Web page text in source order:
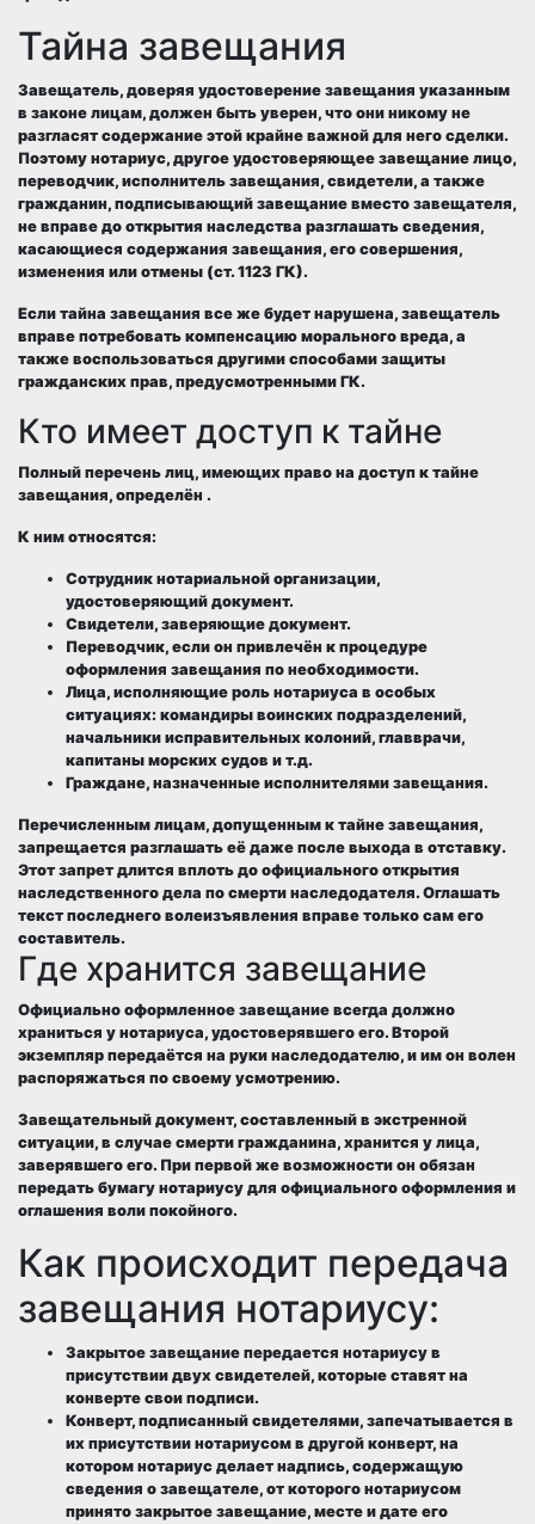
Тайна завещания
Завещатель, доверяя удостоверение завещания указанным
в законе лицам, должен быть уверен, что они никому не
разгласят содержание этой крайне важной для него сделки.
Поэтому нотариус, другое удостоверяющее завещание лицо,
переводчик, исполнитель завещания, свидетели, а также
гражданин, подписывающий завещание вместо завещателя,
не вправе до открытия наследства разглашать сведения,
касающиеся содержания завещания, его совершения,
изменения или отмены (ст. 1123 ГК).
Если тайна завещания все же будет нарушена, завещатель
вправе потребовать компенсацию морального вреда, а
также воспользоваться другими способами защиты
гражданских прав, предусмотренными ГК.
Кто имеет доступ к тайне
Полный перечень лиц, имеющих право на доступ к тайне
завещания, определён .
К ним относятся:
Сотрудник нотариальной организации,
удостоверяющий документ.
Свидетели, заверяющие документ.
Переводчик, если он привлечён к процедуре
оформления завещания по необходимости.
Лица, исполняющие роль нотариуса в особых
ситуациях: командиры воинских подразделений,
начальники исправительных колоний, главврачи,
капитаны морских судов и т.д.
Граждане, назначенные исполнителями завещания.
Перечисленным лицам, допущенным к тайне завещания,
запрещается разглашать её даже после выхода в отставку.
Этот запрет длится вплоть до официального открытия
наследственного дела по смерти наследодателя. Оглашать
текст последнего волеизъявления вправе только сам его
составитель.
Где хранится завещание
Официально оформленное завещание всегда должно
храниться у нотариуса, удостоверявшего его. Второй
экземпляр передаётся на руки наследодателю, и им он волен
распоряжаться по своему усмотрению.
Завещательный документ, составленный в экстренной
ситуации, в случае смерти гражданина, хранится у лица,
заверявшего его. При первой же возможности он обязан
передать бумагу нотариусу для официального оформления и
оглашения воли покойного.
Как происходит передача
завещания нотариусу:
Закрытое завещание передается нотариусу в
присутствии двух свидетелей, которые ставят на
конверте свои подписи.
Конверт, подписанный свидетелями, запечатывается в
их присутствии нотариусом в другой конверт, на
котором нотариус делает надпись, содержащую
сведения о завещателе, от которого нотариусом
принято закрытое завещание, месте и дате его